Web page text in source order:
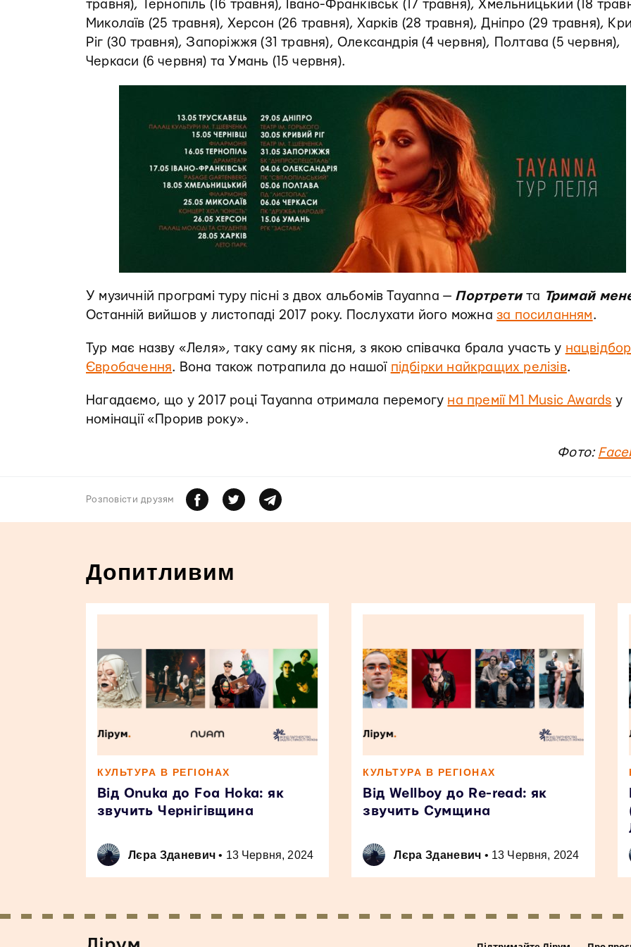
травня), Тернопіль (16 травня), Івано-Франківськ (17 травня), Хмельницький (18
Миколаїв (25 травня), Херсон (26 травня), Харків (28 травня), Дніпро (29 травня),
Ріг (30 травня), Запоріжжя (31 травня), Олександрія (4 червня), Полтава (5 червня),
Черкаси (6 червня) та Умань (15 червня).
У музичній програмі туру пісні з двох альбомів Tayanna — Портрети та Тримай
Останній вийшов у листопаді 2017 року. Послухати його можна за посиланням.
Тур має назву «Леля», таку саму як пісня, з якою співачка брала участь у
Євробачення. Вона також потрапила до нашої підбірки найкращих релізів.
Нагадаємо, що у 2017 році Tayanna отримала перемогу на премії M1 Music Awards у
номінації «Прорив року».
Фото:
Розповiсти друзям
Допитливим
КУЛЬТУРА В РЕГІОНАХ
Від Onuka до Foa Hoka: як
звучить Чернігівщина
Лєра Зданевич • 13 Червня, 2024
КУЛЬТУРА В РЕГІОНАХ
Від Wellboy до Re-read: як
звучить Сумщина
Лєра Зданевич • 13 Червня, 2024